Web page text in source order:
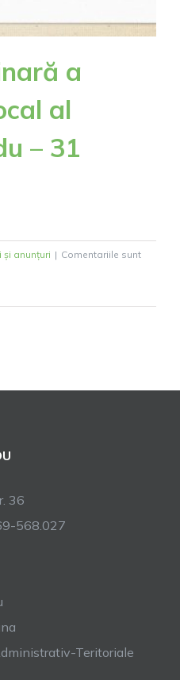
a
al
– 31
și anunțuri | Comentariile sunt
36
568.027
Teritoriale